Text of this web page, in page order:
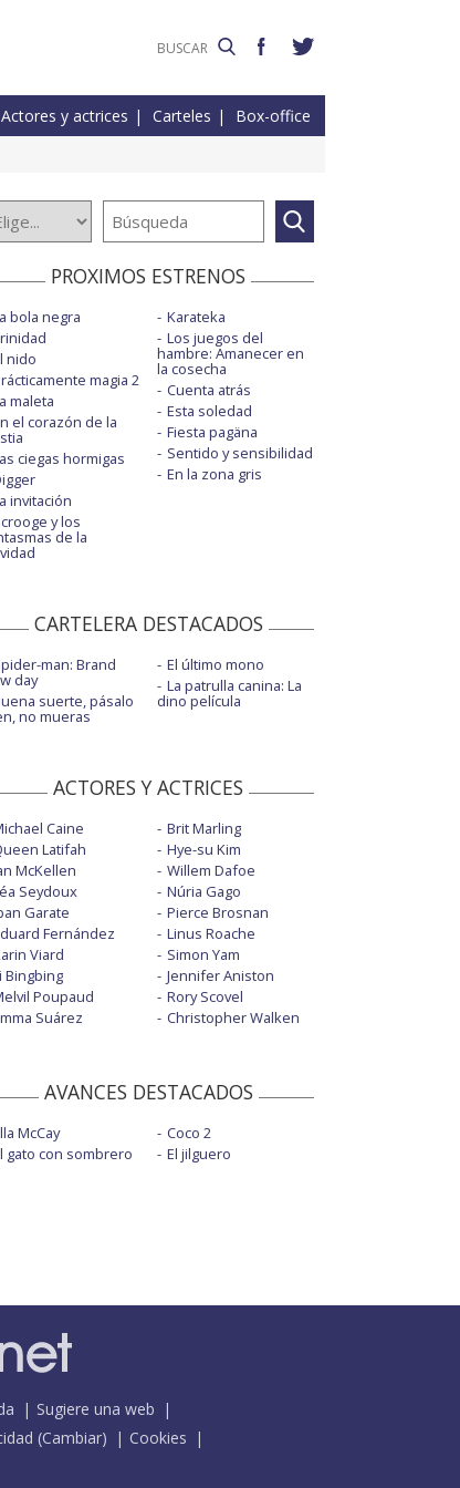
Actores y actrices Carteles Box-office
PROXIMOS ESTRENOS
bola negra
nido
magia 2
maleta
el corazón de la
ciegas hormigas
invitación
y los
de la
Karateka
Los juegos del
hambre: Amanecer en
la cosecha
Cuenta atrás
Esta soledad
Fiesta pagäna
Sentido y sensibilidad
En la zona gris
CARTELERA DESTACADOS
man: Brand
day
suerte, pásalo
no mueras
El último mono
La patrulla canina: La
dino película
ACTORES Y ACTRICES
Caine
Latifah
McKellen
Seydoux
Garate
Fernández
Viard
Bingbing
Poupaud
Suárez
Brit Marling
Hye-su Kim
Willem Dafoe
Núria Gago
Pierce Brosnan
Linus Roache
Simon Yam
Jennifer Aniston
Rory Scovel
Christopher Walken
AVANCES DESTACADOS
McCay
gato con sombrero
Coco 2
El jilguero
Sugiere una web
(Cambiar)
Cookies